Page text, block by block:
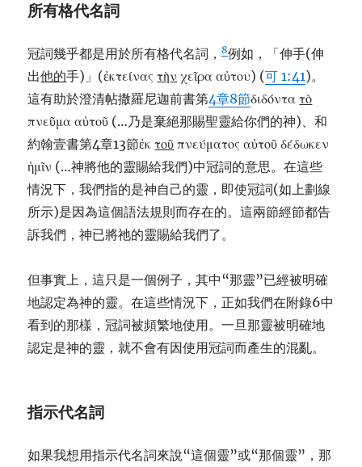
所有格代名詞
冠詞幾乎都是用於所有格代名詞，8例如，「伸手(伸
出他的手)」(ἐκτείναςτην χεῖρα αὐτου) (可 1:41)。
這有助於澄清帖撒羅尼迦前書第4章8節διδόντατο
πνεῦμα αὐτοῦ (…乃是棄絕那賜聖靈給你們的神)、和
約翰壹書第4章13節ἐκτου πνεύματος αὐτοῦ δέδωκεν
ἡμῖν (…神將他的靈賜給我們)中冠詞的意思。在這些
情況下，我們指的是神自己的靈，即使冠詞(如上劃線
所示)是因為這個語法規則而存在的。這兩節經節都告
訴我們，神已將祂的靈賜給我們了。
但事實上，這只是一個例子，其中“那靈”已經被明確
地認定為神的靈。在這些情況下，正如我們在附錄6中
看到的那樣，冠詞被頻繁地使用。一旦那靈被明確地
認定是神的靈，就不會有因使用冠詞而產生的混亂。
指示代名詞
如果我想用指示代名詞來說“這個靈”或“那個靈”，那